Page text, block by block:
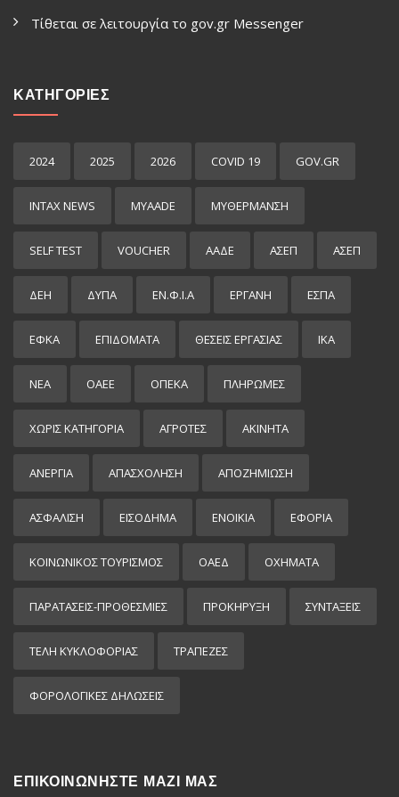
Τίθεται σε λειτουργία το gov.gr Μessenger
ΚΑΤΗΓΟΡΙΕΣ
2024 2025 2026 COVID 19 GOV.GR
INTAX NEWS MYAADE MYΘΈΡΜΑΝΣΗ
SELF TEST VOUCHER ΑΑΔΕ ΑΣΕΠ ΑΣΕΠ
ΔΕΗ ΔΥΠΑ ΕΝ.Φ.Ι.Α ΕΡΓΑΝΗ ΕΣΠΑ
ΕΦΚΑ ΕΠΙΔΌΜΑΤΑ ΘΕΣΕΙΣ ΕΡΓΑΣΙΑΣ ΙΚΑ
ΝΕΑ ΟΑΕΕ ΟΠΕΚΑ ΠΛΗΡΩΜΕΣ
ΧΩΡΊΣ ΚΑΤΗΓΟΡΊΑ ΑΓΡΟΤΕΣ ΑΚΙΝΗΤΑ
ΑΝΕΡΓΙΑ ΑΠΑΣΧΟΛΗΣΗ ΑΠΟΖΗΜΙΩΣΗ
ΑΣΦΑΛΙΣΗ ΕΙΣΌΔΗΜΑ ΕΝΟΙΚΙΑ ΕΦΟΡΙΑ
ΚΟΙΝΩΝΙΚΟΣ ΤΟΥΡΙΣΜΟΣ ΟΑΕΔ ΟΧΗΜΑΤΑ
ΠΑΡΑΤΑΣΕΙΣ-ΠΡΟΘΕΣΜΙΕΣ ΠΡΟΚΉΡΥΞΗ ΣΥΝΤΑΞΕΙΣ
ΤΕΛΗ ΚΥΚΛΟΦΟΡΙΑΣ ΤΡΑΠΕΖΕΣ
ΦΟΡΟΛΟΓΙΚΕΣ ΔΗΛΩΣΕΙΣ
ΕΠΙΚΟΙΝΩΝΗΣΤΕ ΜΑΖΙ ΜΑΣ